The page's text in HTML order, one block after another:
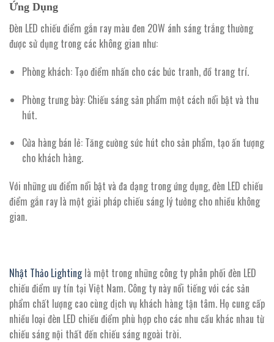
Ứng Dụng
Đèn LED chiếu điểm gắn ray màu đen 20W ánh sáng trắng thường
được sử dụng trong các không gian như:
Phòng khách:Tạo điểm nhấn cho các bức tranh, đồ trang trí.
Phòng trưng bày:Chiếu sáng sản phẩm một cách nổi bật và thu
hút.
Cửa hàng bán lẻ:Tăng cường sức hút cho sản phẩm, tạo ấn tượng
cho khách hàng.
Với những ưu điểm nổi bật và đa dạng trong ứng dụng, đèn LED chiếu
điểm gắn ray là một giải pháp chiếu sáng lý tưởng cho nhiều không
gian.
Nhật Thảo Lightinglà một trong những công ty phân phối đèn LED
chiếu điểm uy tín tại Việt Nam. Công ty này nổi tiếng với các sản
phẩm chất lượng cao cùng dịch vụ khách hàng tận tâm. Họ cung cấp
nhiều loại đèn LED chiếu điểm phù hợp cho các nhu cầu khác nhau từ
chiếu sáng nội thất đến chiếu sáng ngoài trời.